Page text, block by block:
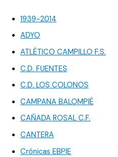
1939-2014
ADYO
ATLÉTICO CAMPILLO F.S.
C.D. FUENTES
C.D. LOS COLONOS
CAMPANA BALOMPIÉ
CAÑADA ROSAL C.F.
CANTERA
Crónicas EBPIE